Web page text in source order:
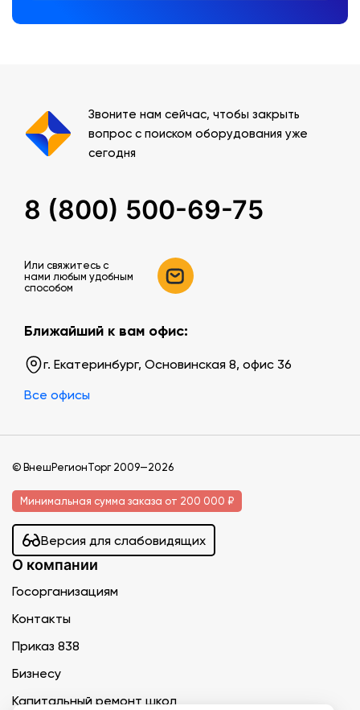
Звоните нам сейчас, чтобы закрыть
вопрос с поиском оборудования уже
сегодня
8 (800) 500-69-75
Или свяжитесь c
нами любым удобным
способом
Ближайший к вам офис:
г. Екатеринбург, Основинская 8, офис 36
Все офисы
© ВнешРегионТорг 2009—2026
Минимальная сумма заказа от 200 000 ₽
Версия для слабовидящих
О компании
Госорганизациям
Контакты
Приказ 838
Бизнесу
Капитальный ремонт школ